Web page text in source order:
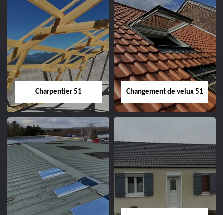
Entreprise de
couverture 51
Démoussage de
toiture 51
Charpentier 51
Charpentier 51
Changement de velux 51
Changement de
velux 51